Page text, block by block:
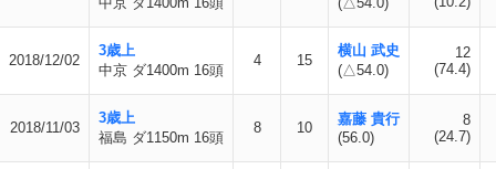
2018/12/02
3歳上
中京 ダ1400m 16頭
4 15
横山 武史
(△54.0)
12
(74.4)
2018/11/03
3歳上
福島 ダ1150m 16頭
8 10
嘉藤 貴行
(56.0)
8
(24.7)